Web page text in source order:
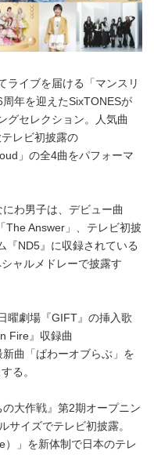
イブを届ける「マンスリ
年を迎えたSixTONESが
グセレクション。人気曲
レビ初披露の
」の全4曲をパフォーマ
わ男子は、デビュー曲
The Answer」、テレビ初披
『ND5』に収録されている
ャルメドレーで披露す
曜劇場『GIFT』の挿入歌
Fire』収録曲
新曲「ぱわーオブらぶ」を
る。
大作戦』第2期オープニン
サイズでテレビ初披露。
」を新体制で日本のテレ